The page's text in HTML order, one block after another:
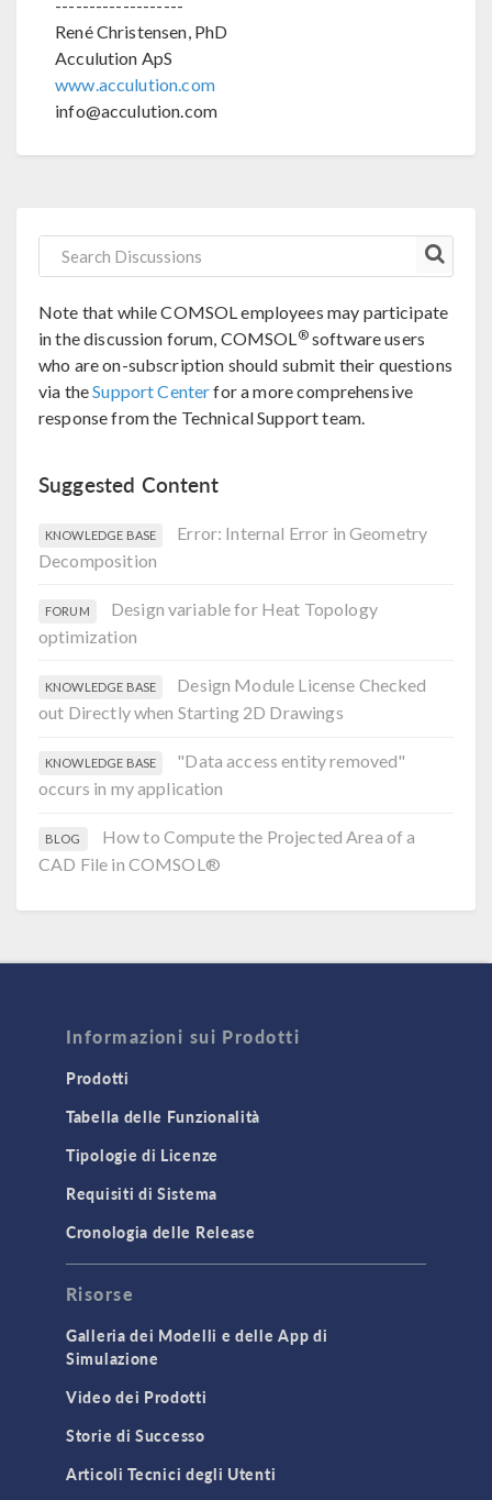
-------------------
René Christensen, PhD
Acculution ApS
www.acculution.com
info@acculution.com
Note that while COMSOL employees may participate
in the discussion forum, COMSOL ®software users
who are on-subscription should submit their questions
via theSupport Centerfor a more comprehensive
response from the Technical Support team.
Suggested Content
KNOWLEDGE BASE
Error: Internal Error in Geometry
Decomposition
FORUM
Design variable for Heat Topology
optimization
KNOWLEDGE BASE
Design Module License Checked
out Directly when Starting 2D Drawings
KNOWLEDGE BASE
"Data access entity removed"
occurs in my application
BLOG
How to Compute the Projected Area of a
CAD File in COMSOL®
Informazioni sui Prodotti
Prodotti
Tabella delle Funzionalità
Tipologie di Licenze
Requisiti di Sistema
Cronologia delle Release
Risorse
Galleria dei Modelli e delle App di
Simulazione
Video dei Prodotti
Storie di Successo
Articoli Tecnici degli Utenti